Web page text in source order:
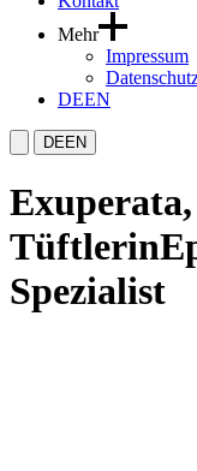
Mehr
Impressum
DEEN
DEEN
Tüftlerin
Spezialist